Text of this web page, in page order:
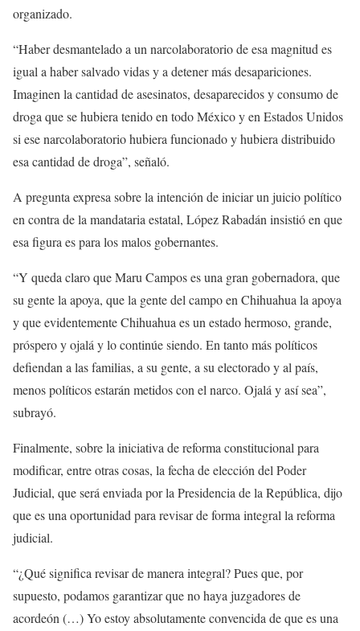
organizado.
“Haber desmantelado a un narcolaboratorio de esa magnitud es
igual a haber salvado vidas y a detener más desapariciones.
Imaginen la cantidad de asesinatos, desaparecidos y consumo de
droga que se hubiera tenido en todo México y en Estados Unidos
si ese narcolaboratorio hubiera funcionado y hubiera distribuido
esa cantidad de droga”, señaló.
A pregunta expresa sobre la intención de iniciar un juicio político
en contra de la mandataria estatal, López Rabadán insistió en que
esa figura es para los malos gobernantes.
“Y queda claro que Maru Campos es una gran gobernadora, que
su gente la apoya, que la gente del campo en Chihuahua la apoya
y que evidentemente Chihuahua es un estado hermoso, grande,
próspero y ojalá y lo continúe siendo. En tanto más políticos
defiendan a las familias, a su gente, a su electorado y al país,
menos políticos estarán metidos con el narco. Ojalá y así sea”,
subrayó.
Finalmente, sobre la iniciativa de reforma constitucional para
modificar, entre otras cosas, la fecha de elección del Poder
Judicial, que será enviada por la Presidencia de la República, dijo
que es una oportunidad para revisar de forma integral la reforma
judicial.
“¿Qué significa revisar de manera integral? Pues que, por
supuesto, podamos garantizar que no haya juzgadores de
acordeón (…) Yo estoy absolutamente convencida de que es una